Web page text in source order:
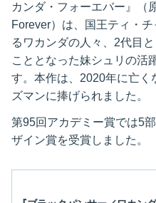
カンダ・フォーエバー』（
Forever）は、国王ティ・
るワカンダの人々、2代目
こととなった妹シュリの活
す。本作は、2020年に亡く
ズマンに捧げられました。
第95回アカデミー賞では5
ザイン賞を受賞しました。